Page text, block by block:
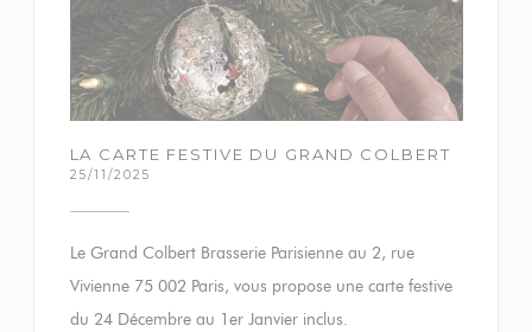
LA CARTE FESTIVE DU GRAND COLBERT
25/11/2025
Le Grand Colbert Brasserie Parisienne au 2, rue
Vivienne 75 002 Paris, vous propose une carte festive
du 24 Décembre au 1er Janvier inclus.